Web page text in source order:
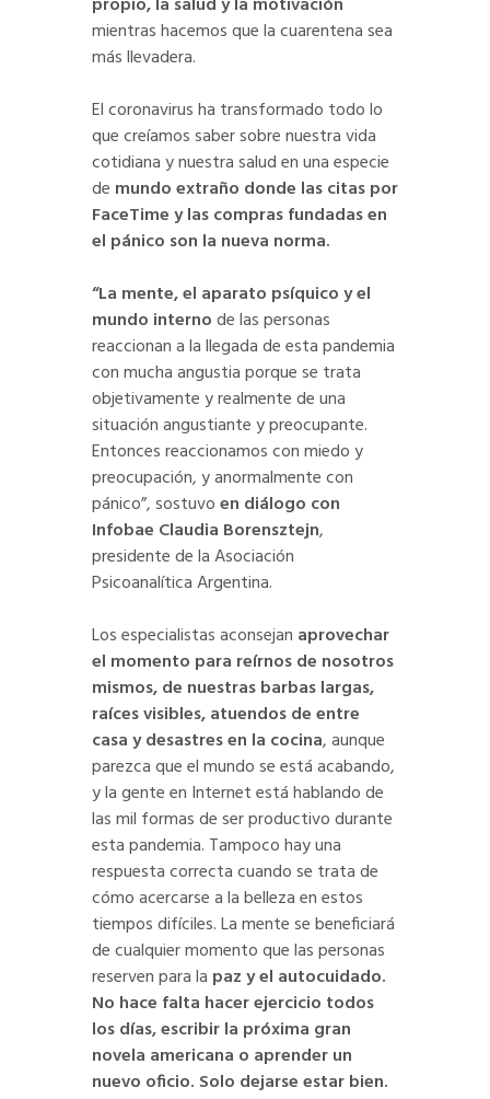
mientras hacemos que la cuarentena sea
más llevadera.
El coronavirus ha transformado todo lo
que creíamos saber sobre nuestra vida
cotidiana y nuestra salud en una especie
de mundo extraño donde las citas por
FaceTime y las compras fundadas en
el pánico son la nueva norma.
“La mente, el aparato psíquico y el
mundo internode las personas
reaccionan a la llegada de esta pandemia
con mucha angustia porque se trata
objetivamente y realmente de una
situación angustiante y preocupante.
Entonces reaccionamos con miedo y
preocupación, y anormalmente con
pánico”, sostuvoen diálogo con
Infobae Claudia Borensztejn,
presidente de la Asociación
Psicoanalítica Argentina.
Los especialistas aconsejan aprovechar
el momento para reírnos de nosotros
mismos, de nuestras barbas largas,
raíces visibles, atuendos de entre
casa y desastres en la cocina, aunque
parezca que el mundo se está acabando,
y la gente en Internet está hablando de
las mil formas de ser productivo durante
esta pandemia. Tampoco hay una
respuesta correcta cuando se trata de
cómo acercarse a la belleza en estos
tiempos difíciles. La mente se beneficiará
de cualquier momento que las personas
reserven para la paz y el autocuidado.
No hace falta hacer ejercicio todos
los días, escribir la próxima gran
novela americana o aprender un
nuevo oficio. Solo dejarse estar bien.